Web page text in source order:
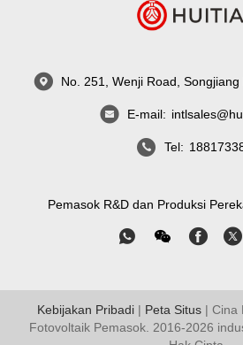
No. 251, Wenji Road,
E-mail:
Tel:
Pemasok R&D dan Produksi
Kebijakan Pribadi| Peta Situs| Cina
Fotovoltaik Pemasok. 2016-2026